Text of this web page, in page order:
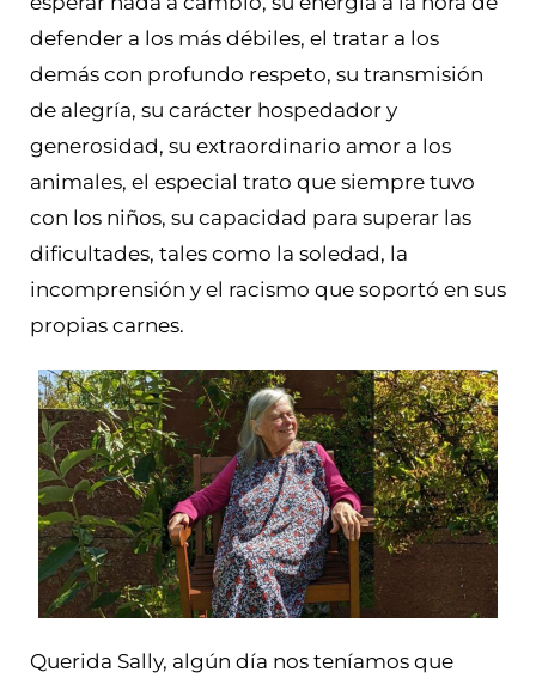
defender a los más débiles, el tratar a los
demás con profundo respeto, su transmisión
de alegría, su carácter hospedador y
generosidad, su extraordinario amor a los
animales, el especial trato que siempre tuvo
con los niños, su capacidad para superar las
dificultades, tales como la soledad, la
incomprensión y el racismo que soportó en sus
propias carnes.
Querida Sally, algún día nos teníamos que